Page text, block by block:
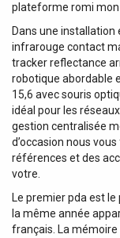
plateforme romi mon
Dans une
infrarouge contact
tracker reflectance
robotique abordable
15,6 avec souris
idéal pour les
gestion centralisée
d’occasion nous
références et des
votre.
Le premier pda est
la même année
français. La